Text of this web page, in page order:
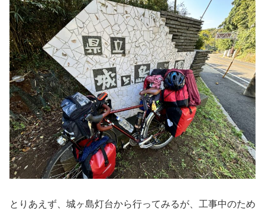
とりあえず、城ヶ島灯台から行ってみるが、工事中のため